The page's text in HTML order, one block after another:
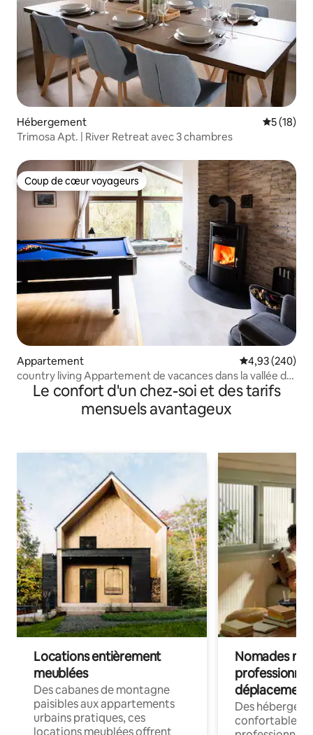
Hébergement
5 (18)
Trimosa Apt. | River Retreat avec 3 chambres
Coup de cœur voyageurs
Coup de cœur voyageurs
Appartement Évaluation
4,93 (240)
country living Appartement de vacances dans la vallée de
la Saure N°2
Le confort d'un chez-soi et des tarifs
mensuels avantageux
Locations entièrement
meublées
Des cabanes de montagne
paisibles aux appartements
urbains pratiques, ces
Nomades
déplacement
Des
confortables